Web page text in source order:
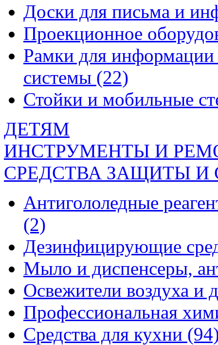
Доски для письма и
Проекционное
Рамки для
системы (22)
Стойки и мобильные
ДЕТЯМ
ИНСТРУМЕНТЫ И
СРЕДСТВА ЗАЩИТЫ
Антигололедные
(2)
Дезинфицирующие
Мыло и диспенсеры,
Освежители воздуха и
Профессиональная
Средства для кухни